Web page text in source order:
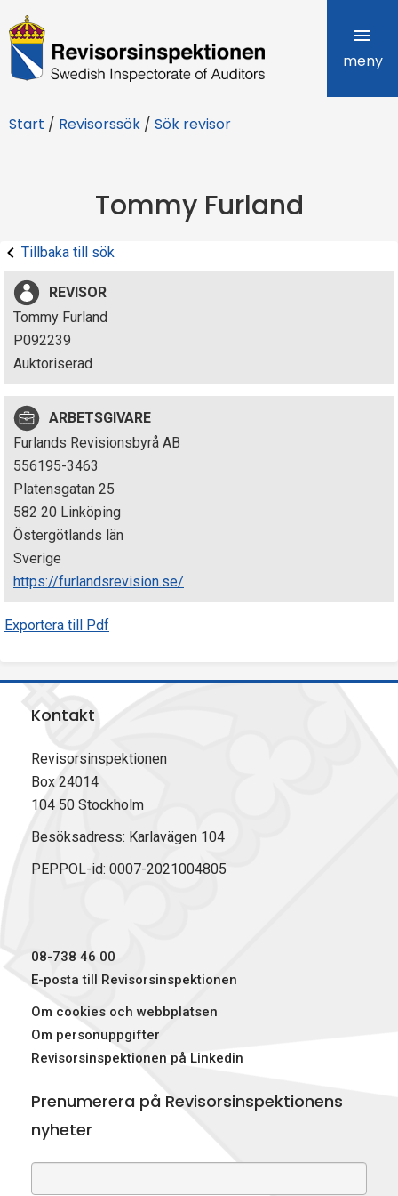
R
e
i
r
s
i
n
p
e
k
t
i
n
e
meny
Start / Revisorssök / Sök revisor
Tommy Furland
Tillbaka till sök
REVISOR
Tommy Furland
P092239
Auktoriserad
ARBETSGIVARE
Furlands Revisionsbyrå AB
556195-3463
Platensgatan 25
582 20 Linköping
Östergötlands län
Sverige
https://furlandsrevision.se/
Exportera till Pdf
Kontakt
Revisorsinspektionen
Box 24014
104 50 Stockholm
Besöksadress: Karlavägen 104
PEPPOL-id: 0007-2021004805
08-738 46 00
E-posta till Revisorsinspektionen
Om cookies och webbplatsen
Om personuppgifter
Revisorsinspektionen på Linkedin
Prenumerera på Revisorsinspektionens
nyheter